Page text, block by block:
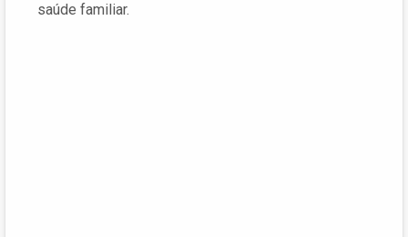
saúde familiar.